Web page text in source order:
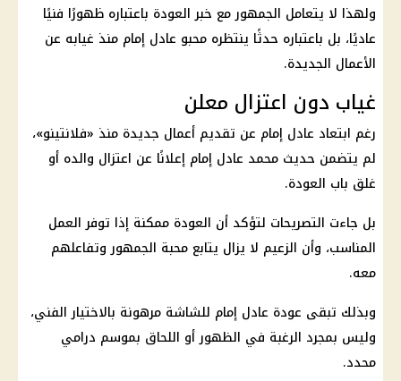
ولهذا لا يتعامل الجمهور مع خبر العودة باعتباره ظهورًا فنيًا
عاديًا، بل باعتباره حدثًا ينتظره محبو عادل إمام منذ غيابه عن
الأعمال الجديدة.
غياب دون اعتزال معلن
رغم ابتعاد عادل إمام عن تقديم أعمال جديدة منذ «فلانتينو»،
لم يتضمن حديث محمد عادل إمام إعلانًا عن اعتزال والده أو
غلق باب العودة.
بل جاءت التصريحات لتؤكد أن العودة ممكنة إذا توفر العمل
المناسب، وأن الزعيم لا يزال يتابع محبة الجمهور وتفاعلهم
معه.
وبذلك تبقى عودة عادل إمام للشاشة مرهونة بالاختيار الفني،
وليس بمجرد الرغبة في الظهور أو اللحاق بموسم درامي
محدد.